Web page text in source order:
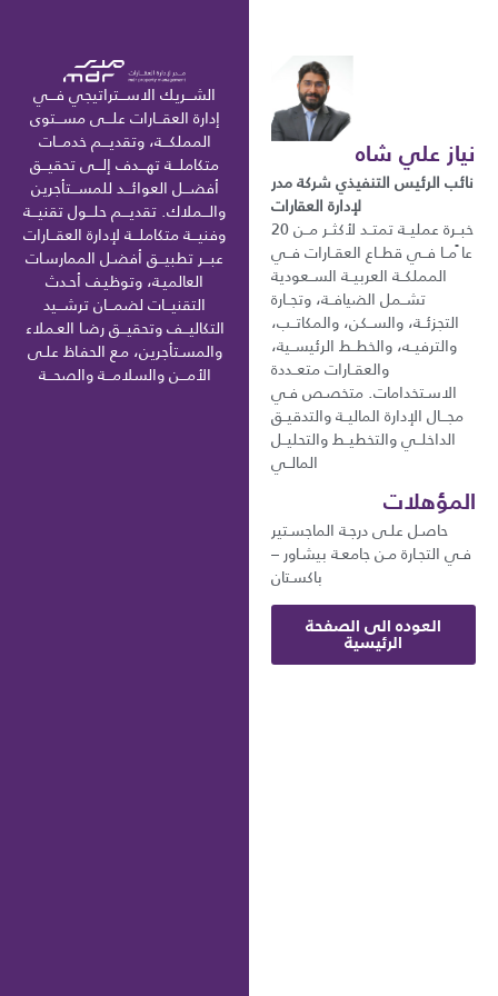
نياز علي شاه
نائب الرئيس التنفيذي شركة مدر
لإدارة العقارات
خبــرة عمليــة تمتــد لأكثــر مــن 20
عا ًمــا فــي قطــاع العقــارات فــي
المملكــة العربيــة الســعودية
تشــمل الضيافــة، وتجــارة
التجزئــة، والســكن، والمكاتــب،
والترفيــه، والخطــط الرئيســية،
والعقــارات متعــددة
الاسـتخدامات. متخصـص فـي
مجـــال الإدارة الماليــة والتدقيــق
الداخلــي والتخطيــط والتحليــل
المالــي
المؤهلات
حاصـل علـى درجـة الماجسـتير
فـي التجـارة مـن جامعـة بيشـاور –
باكسـتان
العوده الى الصفحة
الرئيسية
الشـــريك الاســـتراتيجي فـــي
إدارة العقـــارات علـــى مســـتوى
المملكـــة، وتقديـــم خدمـــات
متكاملـــة تهـــدف إلـــى تحقيـــق
أفضـــل العوائـــد للمســـتأجرين
والـــملاك. تقديـــم حلـــول تقنيـــة
وفنيـــة متكاملـــة لإدارة العقـــارات
عبـــر تطبيـــق أفضـل الممارسـات
العالميـة، وتوظيـف أحـدث
التقنيـــات لضمـــان ترشـــيد
التكاليـــف وتحقيـــق رضـا العـملاء
والمسـتأجرين، مـع الحفـاظ علـى
الأمـــن والسلامـــة والصحـــة